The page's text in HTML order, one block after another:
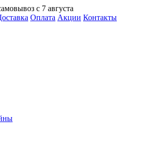
с 7 августа
Оплата Акции Контакты